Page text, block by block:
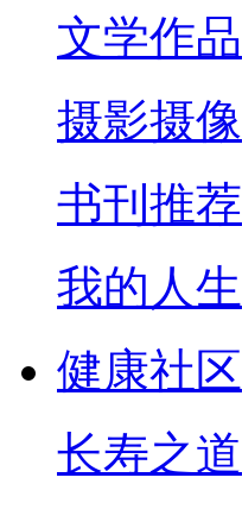
文学作品
摄影摄像
书刊推荐
我的人生
健康社区
长寿之道